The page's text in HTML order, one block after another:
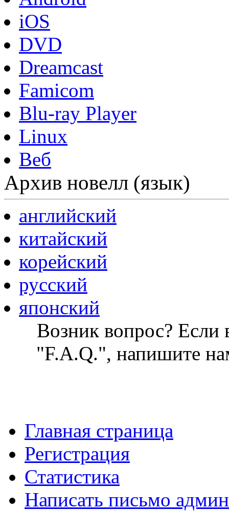
iOS
DVD
Dreamcast
Famicom
Blu-ray Player
Linux
Веб
Архив новелл (язык)
английский
китайский
корейский
русский
японский
Возник вопрос? Если
"F.A.Q.", напишите
Главная страница
Регистрация
Статистика
Написать письмо